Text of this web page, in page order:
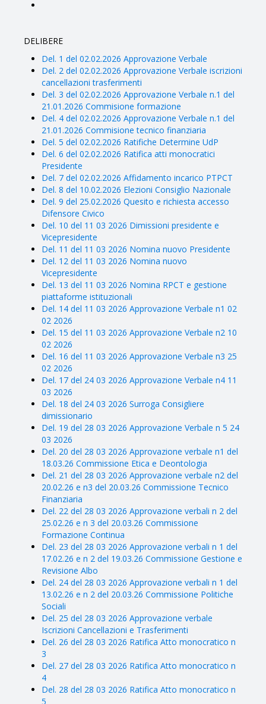
DELIBERE
Del. 1 del 02.02.2026 Approvazione Verbale
Del. 2 del 02.02.2026 Approvazione Verbale iscrizioni
cancellazioni trasferimenti
Del. 3 del 02.02.2026 Approvazione Verbale n.1 del
21.01.2026 Commisione formazione
Del. 4 del 02.02.2026 Approvazione Verbale n.1 del
21.01.2026 Commisione tecnico finanziaria
Del. 5 del 02.02.2026 Ratifiche Determine UdP
Del. 6 del 02.02.2026 Ratifica atti monocratici
Presidente
Del. 7 del 02.02.2026 Affidamento incarico PTPCT
Del. 8 del 10.02.2026 Elezioni Consiglio Nazionale
Del. 9 del 25.02.2026 Quesito e richiesta accesso
Difensore Civico
Del. 10 del 11 03 2026 Dimissioni presidente e
Vicepresidente
Del. 11 del 11 03 2026 Nomina nuovo Presidente
Del. 12 del 11 03 2026 Nomina nuovo
Vicepresidente
Del. 13 del 11 03 2026 Nomina RPCT e gestione
piattaforme istituzionali
Del. 14 del 11 03 2026 Approvazione Verbale n1 02
02 2026
Del. 15 del 11 03 2026 Approvazione Verbale n2 10
02 2026
Del. 16 del 11 03 2026 Approvazione Verbale n3 25
02 2026
Del. 17 del 24 03 2026 Approvazione Verbale n4 11
03 2026
Del. 18 del 24 03 2026 Surroga Consigliere
dimissionario
Del. 19 del 28 03 2026 Approvazione Verbale n 5 24
03 2026
Del. 20 del 28 03 2026 Approvazione verbale n1 del
18.03.26 Commissione Etica e Deontologia
Del. 21 del 28 03 2026 Approvazione verbale n2 del
20.02.26 e n3 del 20.03.26 Commissione Tecnico
Finanziaria
Del. 22 del 28 03 2026 Approvazione verbali n 2 del
25.02.26 e n 3 del 20.03.26 Commissione
Formazione Continua
Del. 23 del 28 03 2026 Approvazione verbali n 1 del
17.02.26 e n 2 del 19.03.26 Commissione Gestione e
Revisione Albo
Del. 24 del 28 03 2026 Approvazione verbali n 1 del
13.02.26 e n 2 del 20.03.26 Commissione Politiche
Sociali
Del. 25 del 28 03 2026 Approvazione verbale
Iscrizioni Cancellazioni e Trasferimenti
Del. 26 del 28 03 2026 Ratifica Atto monocratico n
3
Del. 27 del 28 03 2026 Ratifica Atto monocratico n
4
Del. 28 del 28 03 2026 Ratifica Atto monocratico n
5